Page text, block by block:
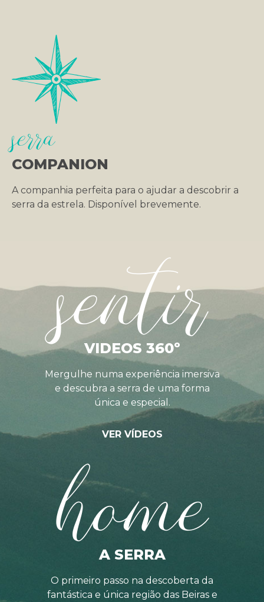
serra
COMPANION
A companhia perfeita para o ajudar a descobrir a
serra da estrela. Disponível brevemente.
sentir
VIDEOS 360º
Mergulhe numa experiência imersiva
e descubra a serra de uma forma
única e especial.
VER VÍDEOS
home
A SERRA
O primeiro passo na descoberta da
fantástica e única região das Beiras e